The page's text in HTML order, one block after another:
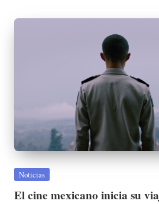
Publicada
Noticias
El cine mexicano inicia su